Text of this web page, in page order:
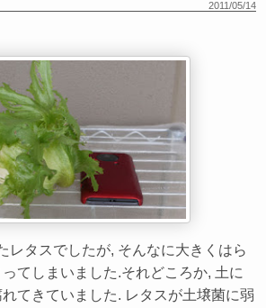
2011/05/14
レタスでしたが, そんなに大きくはら
てしまいました.それどころか, 土に
てきていました. レタスが土壌菌に弱